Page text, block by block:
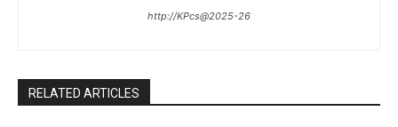
http://KPcs@2025-26
RELATED ARTICLES